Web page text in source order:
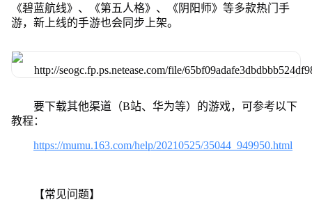
《碧蓝航线》、《第五人格》、《阴阳师》等多款热门手
游，新上线的手游也会同步上架。
要下载其他渠道（B站、华为等）的游戏，可参考以下
教程：
https://mumu.163.com/help/20210525/35044_949950.html
【常见问题】